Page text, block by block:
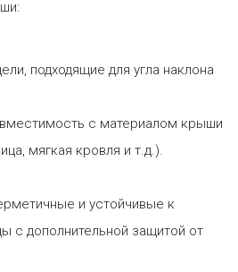
подходящие для угла наклона
с материалом крыши
мягкая кровля и т.д.).
и устойчивые к
с дополнительной защитой от